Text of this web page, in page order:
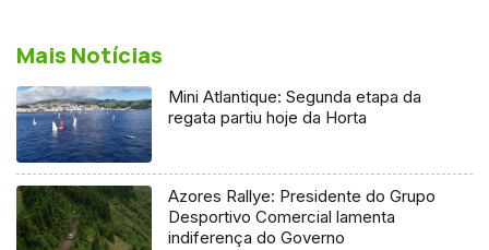
Mais Notícias
Mini Atlantique: Segunda etapa da
regata partiu hoje da Horta
Azores Rallye: Presidente do Grupo
Desportivo Comercial lamenta
indiferença do Governo